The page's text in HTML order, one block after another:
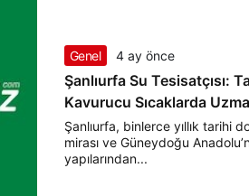
Genel 4 ay önce
Şanlıurfa Su Tesisatçısı:
Kavurucu Sıcaklarda
Şanlıurfa, binlerce yıllık tarihi
mirası ve Güneydoğu
yapılarından...